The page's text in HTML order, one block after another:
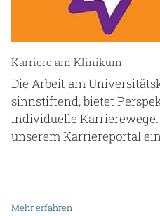
Karriere am Klinikum
Die Arbeit am
sinnstiftend, bietet
individuelle
unserem Karriereportal
Mehr erfahren